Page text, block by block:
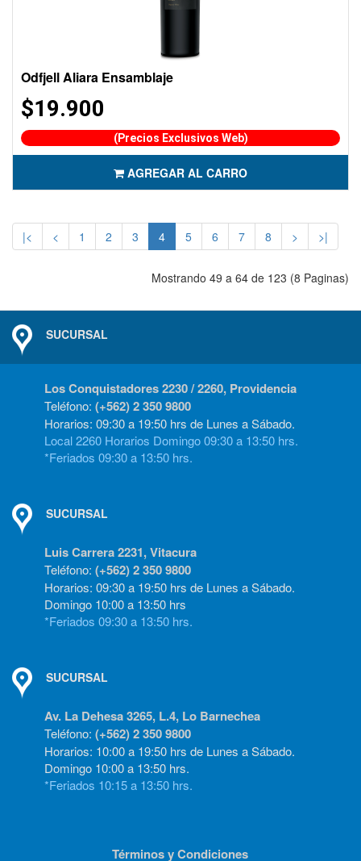
Odfjell Aliara Ensamblaje
$19.900
(Precios Exclusivos Web)
AGREGAR AL CARRO
|< < 1 2 3 4 5 6 7 8 > >|
Mostrando 49 a 64 de 123 (8 Paginas)
SUCURSAL
Los Conquistadores 2230 / 2260, Providencia
Teléfono: (+562) 2 350 9800
Horarios: 09:30 a 19:50 hrs de Lunes a Sábado.
Local 2260 Horarios Domingo 09:30 a 13:50 hrs.
*Feriados 09:30 a 13:50 hrs.
SUCURSAL
Luis Carrera 2231, Vitacura
Teléfono: (+562) 2 350 9800
Horarios: 09:30 a 19:50 hrs de Lunes a Sábado.
Domingo 10:00 a 13:50 hrs
*Feriados 09:30 a 13:50 hrs.
SUCURSAL
Av. La Dehesa 3265, L.4, Lo Barnechea
Teléfono: (+562) 2 350 9800
Horarios: 10:00 a 19:50 hrs de Lunes a Sábado.
Domingo 10:00 a 13:50 hrs.
*Feriados 10:15 a 13:50 hrs.
Términos y Condiciones